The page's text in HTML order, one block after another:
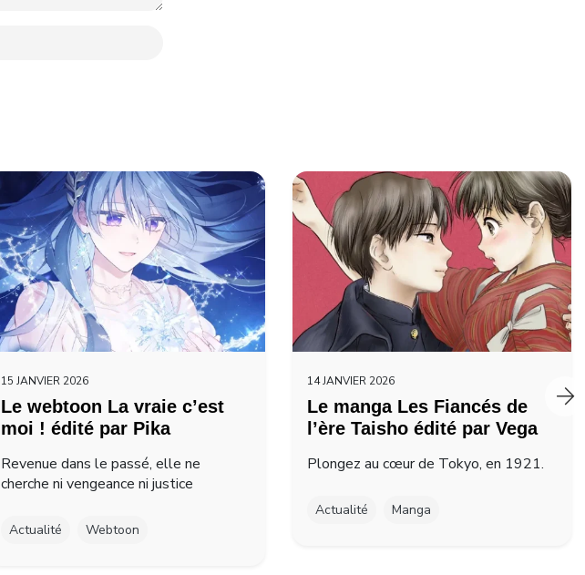
15 JANVIER 2026
Le webtoon La vraie c’est
moi ! édité par Pika
Revenue dans le passé, elle ne
cherche ni vengeance ni justice
Actualité Webtoon
14 JANVIER 2026
Le manga Les Fiancés de
l’ère Taisho édité par Vega
Plongez au cœur de Tokyo, en 1921.
Actualité Manga